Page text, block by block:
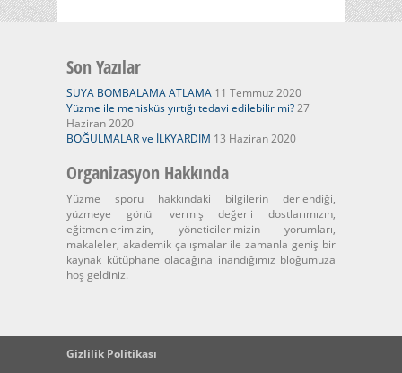
Son Yazılar
SUYA BOMBALAMA ATLAMA 11 Temmuz 2020
Yüzme ile menisküs yırtığı tedavi edilebilir mi?27
Haziran 2020
BOĞULMALAR ve İLKYARDIM 13 Haziran 2020
Organizasyon Hakkında
Yüzme sporu hakkındaki bilgilerin derlendiği,
yüzmeye gönül vermiş değerli dostlarımızın,
eğitmenlerimizin, yöneticilerimizin yorumları,
makaleler, akademik çalışmalar ile zamanla geniş bir
kaynak kütüphane olacağına inandığımız bloğumuza
hoş geldiniz.
Gizlilik Politikası